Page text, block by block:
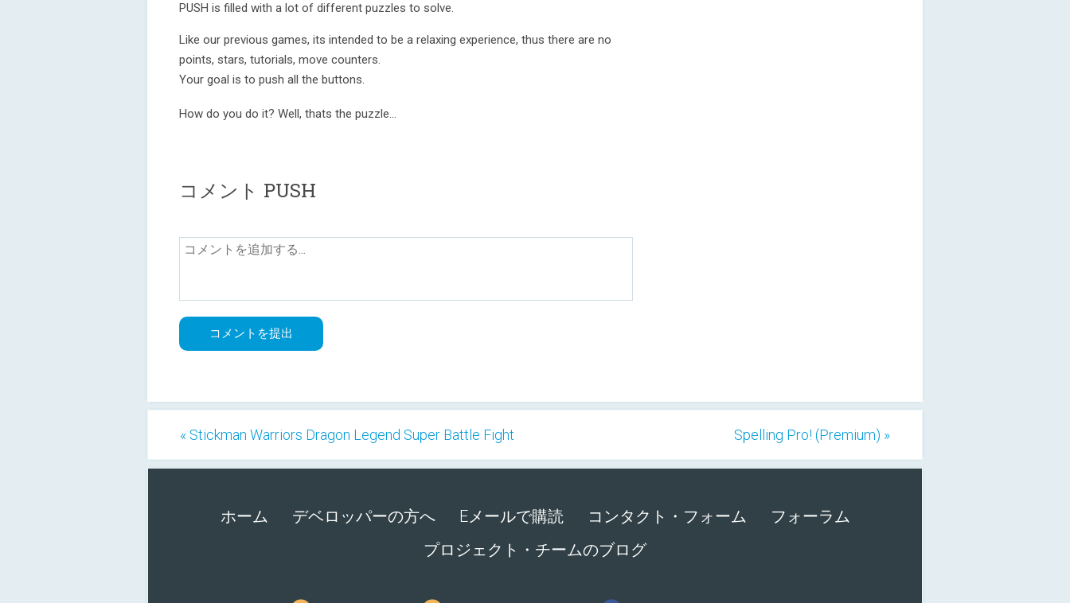
PUSH is filled with a lot of different puzzles to solve.
Like our previous games, its intended to be a relaxing experience, thus there are no
points, stars, tutorials, move counters.
Your goal is to push all the buttons.
How do you do it? Well, thats the puzzle...
コメント PUSH
« Stickman Warriors Dragon Legend Super Battle Fight Spelling Pro! (Premium) »
ホーム デベロッパーの方へ Eメールで購読 コンタクト・フォーム
フォーラム
プロジェクト・チームのブログ